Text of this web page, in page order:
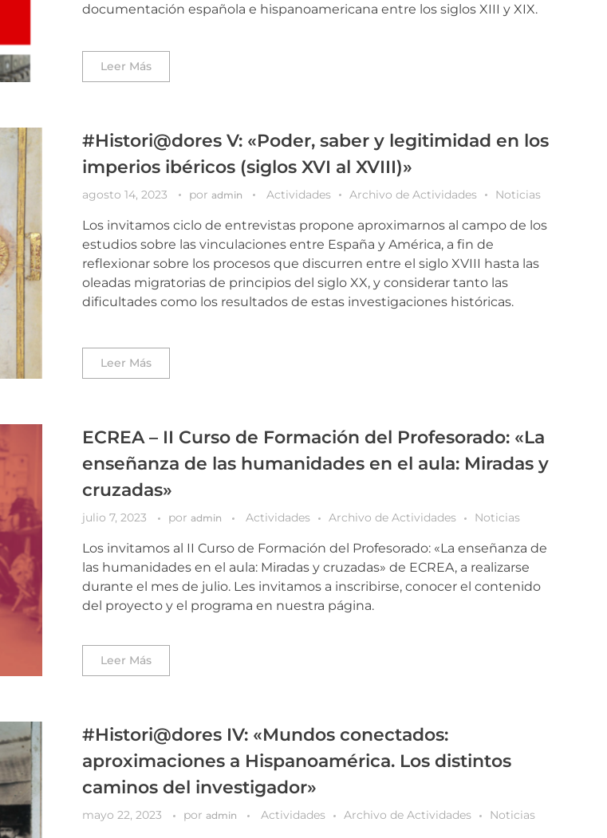
documentación española e hispanoamericana entre los siglos XIII y XIX.
Leer Más
#Histori@dores V: «Poder, saber y legitimidad en los
imperios ibéricos (siglos XVI al XVIII)»
agosto 14, 2023 por admin Actividades Archivo de Actividades Noticias
Los invitamos ciclo de entrevistas propone ​aproximarnos al campo de los
estudios sobre las vinculaciones entre España y América, a fin de
reflexionar sobre los procesos que discurren entre el siglo XVIII hasta las
oleadas migratorias de principios del siglo XX, y considerar tanto las
dificultades como los resultados de estas investigaciones históricas.
Leer Más
ECREA – II Curso de Formación del Profesorado: «La
enseñanza de las humanidades en el aula: Miradas y
cruzadas»
julio 7, 2023 por admin Actividades Archivo de Actividades Noticias
Los invitamos al II Curso de Formación del Profesorado: «La enseñanza de
las humanidades en el aula: Miradas y cruzadas» de ECREA, a realizarse
durante el mes de julio. Les invitamos a inscribirse, conocer el contenido
del proyecto y el programa en nuestra página.
Leer Más
#Histori@dores IV: «Mundos conectados:
aproximaciones a Hispanoamérica. Los distintos
caminos del investigador»
mayo 22, 2023 por admin Actividades Archivo de Actividades Noticias